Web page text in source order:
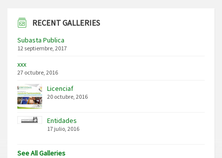
RECENT GALLERIES
Subasta Publica
12 septiembre, 2017
xxx
27 octubre, 2016
Licenciaf
20 octubre, 2016
Entidades
17 julio, 2016
See All Galleries